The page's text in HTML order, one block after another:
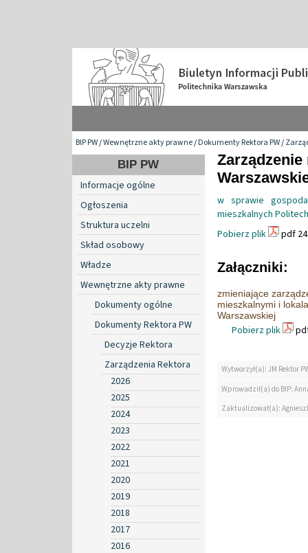
BIP PW/Wewnętrzne akty prawne/Dokumenty Rektora PW/
BIP PW
Informacje ogólne
Ogłoszenia
Struktura uczelni
Skład osobowy
Władze
Wewnętrzne akty prawne
Dokumenty ogólne
Dokumenty Rektora PW
Decyzje Rektora
Zarządzenia Rektora
2026
2025
2024
2023
2022
2021
2020
2019
2018
2017
2016
w sprawie
mieszkalnych
Pobierz plik
pdf
Załączniki:
zmieniające
mieszkalnymi i
Warszawskiej
Pobierz plik
Wytworzył(a): JM Rektor
Wprowadził(a) do BIP:
Zaktualizował(a):